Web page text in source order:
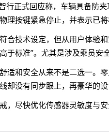
行正式回应称，车辆具备防
理按键紧急停止，并表示已将
合技术设定，但从用户体验
于标准”。尤其是涉及乘员
适和安全从来不是二选一。
却没有同步跟上，再豪华的设
，尽快优化传感器灵敏度与